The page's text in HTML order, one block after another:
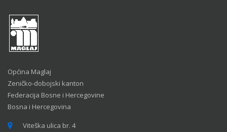
Općina Maglaj
Zeničko-dobojski kanton
Federacija Bosne i Hercegovine
Bosna i Hercegovina
Viteška ulica br. 4